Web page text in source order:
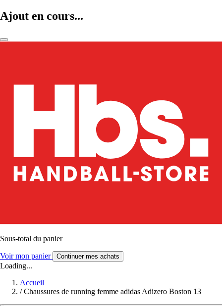
Ajout en cours...
Sous-total du panier
Voir mon panier Continuer mes achats
Loading...
Accueil
/ Chaussures de running femme adidas Adizero Boston 13